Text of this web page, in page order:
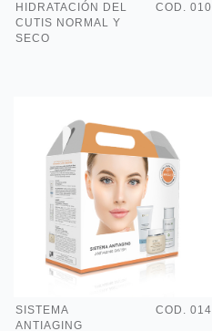
HIDRATACIÓN DEL
CUTIS NORMAL Y
SECO
COD. 010
SISTEMA
ANTIAGING
COD. 014